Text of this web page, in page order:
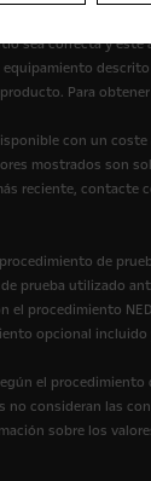
sea correcta y
Para
con un
mostrados son
reciente, contacte
de
prueba
procedimiento
opcional
el
consideran las
sobre los